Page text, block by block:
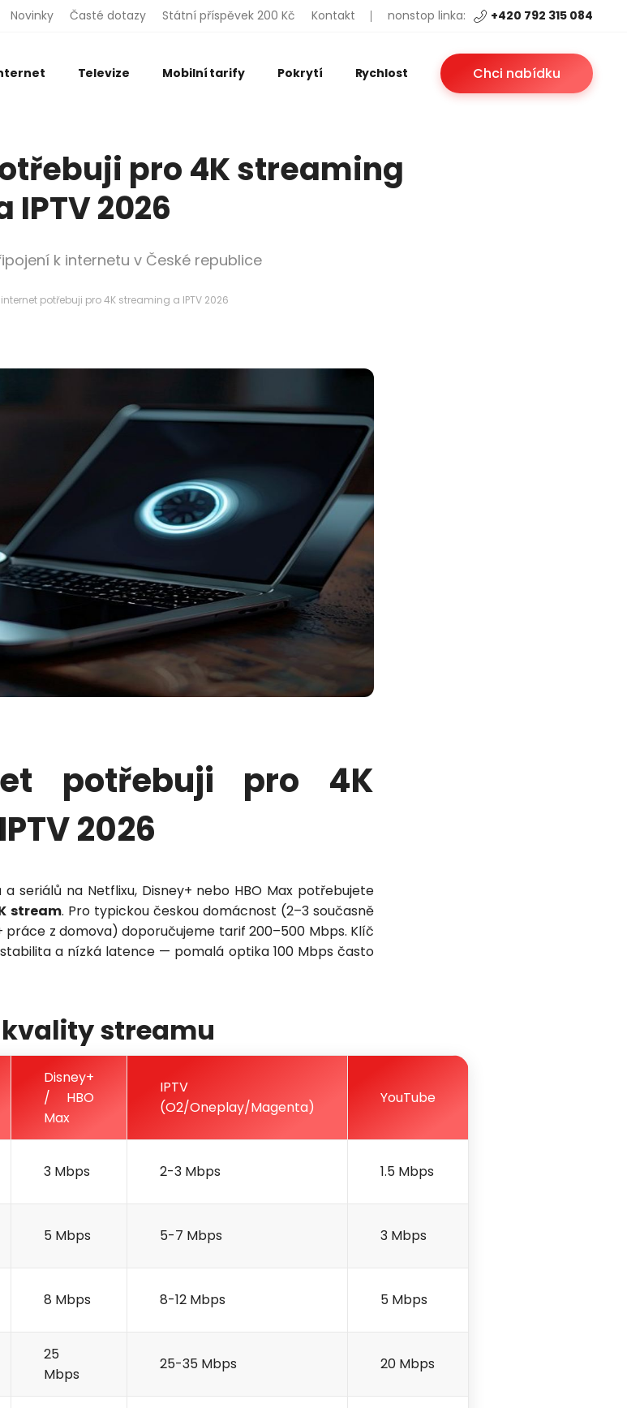
Novinky Časté dotazy Státní příspěvek 200 Kč Kontakt nonstop linka: +420 792 315 084
Televize Mobilní tarify Pokrytí Rychlost Chci nabídku
pro 4K streaming
IPTV 2026
k internetu v České republice
potřebuji pro 4K streaming a IPTV 2026
potřebuji pro 4K
2026
seriálů na Netflixu, Disney+ nebo HBO Max potřebujete
stream. Pro typickou českou domácnost (2–3 současně
z domova) doporučujeme tarif 200–500 Mbps. Klíč
a nízká latence — pomalá optika 100 Mbps často
streamu
Disney+
/ HBO
Max
IPTV
(O2/Oneplay/Magenta)
YouTube
3 Mbps 2-3 Mbps 1.5 Mbps
5 Mbps 5-7 Mbps 3 Mbps
8 Mbps 8-12 Mbps 5 Mbps
25
Mbps
25-35 Mbps 20 Mbps
poptávka